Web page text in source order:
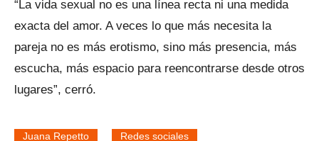
“La vida sexual no es una línea recta ni una medida
exacta del amor. A veces lo que más necesita la
pareja no es más erotismo, sino más presencia, más
escucha, más espacio para reencontrarse desde otros
lugares”, cerró.
Juana Repetto Redes sociales